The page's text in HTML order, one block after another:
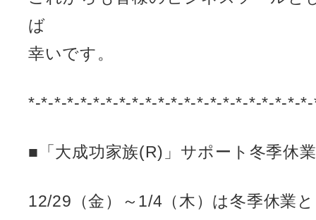
ば
幸いです。
*-*-*-*-*-*-*-*-*-*-*-*-*-*-*-*-*-*-*-*-*-
■「大成功家族(R)」サポート冬季休
12/29（金）～1/4（木）は冬季休業